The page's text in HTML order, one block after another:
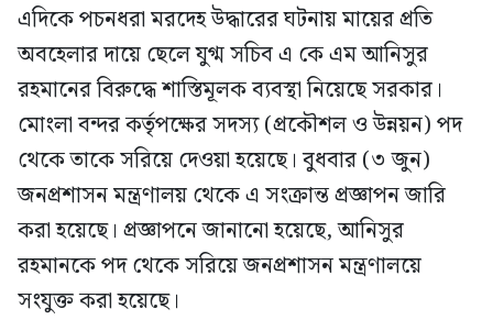
এদিকে পচনধরা মরদেহ উদ্ধারের ঘটনায় মায়ের প্রতি
অবহেলার দায়ে ছেলে যুগ্ম সচিব এ কে এম আনিসুর
রহমানের বিরুদ্ধে শাস্তিমূলক ব্যবস্থা নিয়েছে সরকার।
মোংলা বন্দর কর্তৃপক্ষের সদস্য (প্রকৌশল ও উন্নয়ন) পদ
থেকে তাকে সরিয়ে দেওয়া হয়েছে। বুধবার (৩ জুন)
জনপ্রশাসন মন্ত্রণালয় থেকে এ সংক্রান্ত প্রজ্ঞাপন জারি
করা হয়েছে। প্রজ্ঞাপনে জানানো হয়েছে, আনিসুর
রহমানকে পদ থেকে সরিয়ে জনপ্রশাসন মন্ত্রণালয়ে
সংযুক্ত করা হয়েছে।